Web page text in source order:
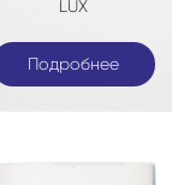
Подробнее